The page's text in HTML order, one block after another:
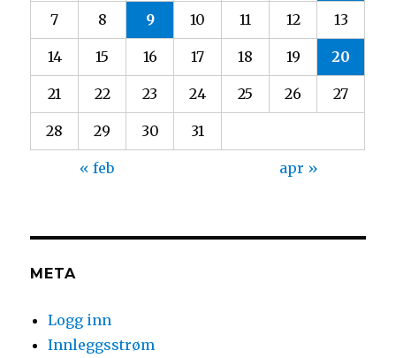
7 8 9 10 11 12 13
14 15 16 17 18 19 20
21 22 23 24 25 26 27
28 29 30 31
« feb apr »
META
Logg inn
Innleggsstrøm